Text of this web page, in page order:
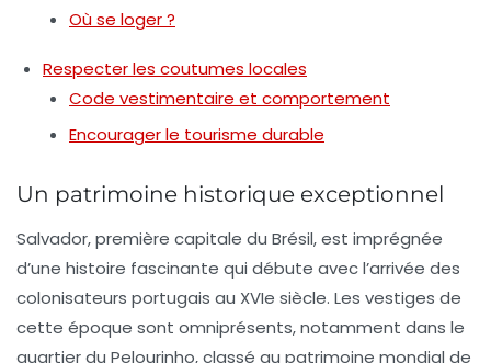
Où se loger ?
Respecter les coutumes locales
Code vestimentaire et comportement
Encourager le tourisme durable
Un patrimoine historique exceptionnel
Salvador, première capitale du Brésil, est imprégnée
d’une histoire fascinante qui débute avec l’arrivée des
colonisateurs portugais au XVIe siècle. Les vestiges de
cette époque sont omniprésents, notamment dans le
quartier du Pelourinho, classé au patrimoine mondial de